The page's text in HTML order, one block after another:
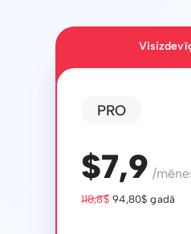
PRO
$7,9 /
118,8$94,80$ gadā